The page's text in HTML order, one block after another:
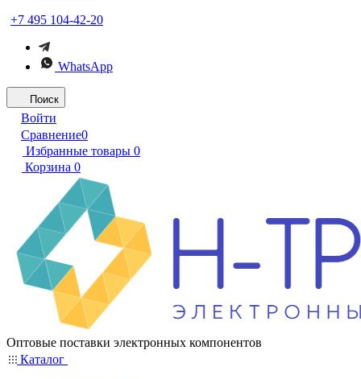
+7 495 104-42-20
WhatsApp
Поиск
Войти
Сравнение0
Избранные товары 0
Корзина 0
Оптовые поставки электронных компонентов
Каталог